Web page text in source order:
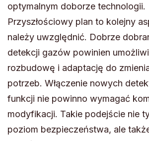
optymalnym doborze technologii.
Przyszłościowy plan to kolejny
należy uwzględnić. Dobrze
detekcji gazów powinien
rozbudowę i adaptację do
potrzeb. Włączenie nowych
funkcji nie powinno wymagać
modyfikacji. Takie podejście nie
poziom bezpieczeństwa, ale